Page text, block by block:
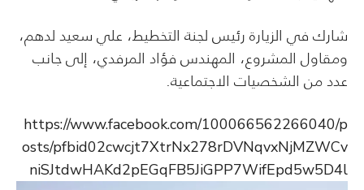
شارك في الزيارة رئيس لجنة التخطيط، علي سعيد لدهم،
ومقاول المشروع، المهندس فؤاد المرفدي، إلى جانب
عدد من الشخصيات الاجتماعية.
https://www.facebook.com/100066562266040/p
osts/pfbid02cwcjt7XtrNx278rDVNqvxNjMZWCv
niSJtdwHAKd2pEGqFB5JiGPP7WifEpd5w5D4l